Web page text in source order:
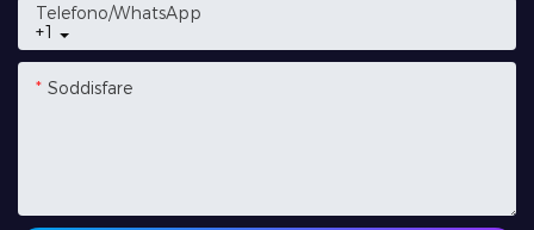
+1
Telefono/WhatsApp
Soddisfare